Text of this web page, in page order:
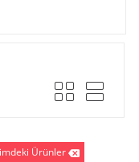
Ürünler